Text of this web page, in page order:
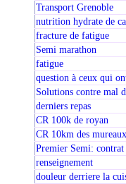
Transport Grenoble
nutrition hydrate de
fracture de fatigue
Semi marathon
fatigue
question à ceux qui
Solutions contre mal
derniers repas
CR 100k de royan
CR 10km des mureaux
Premier Semi:
renseignement
douleur derriere la